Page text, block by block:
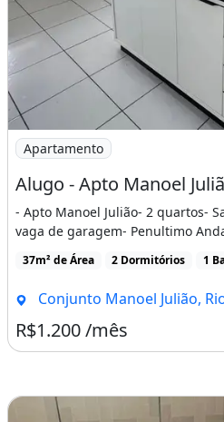
Imagem: Alugo - Apto Manoel
Apartamento
Alugo - Apto Manoel
- Apto Manoel Julião- 2 quartos-
vaga de garagem- Penultimo
37m² de Área 2 Dormitórios 1
Conjunto Manoel Julião,
R$1.200 /mês